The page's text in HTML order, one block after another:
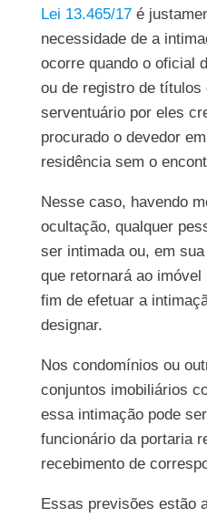
Lei 13.465/17é
necessidade de a
ocorre quando o oficial
ou de registro de títulos
serventuário por eles
procurado o devedor
residência sem o
Nesse caso, havendo
ocultação, qualquer
ser intimada ou, em
que retornará ao
fim de efetuar a
designar.
Nos condomínios ou
conjuntos imobiliários
essa intimação pode
funcionário da portaria
recebimento de
Essas previsões estão